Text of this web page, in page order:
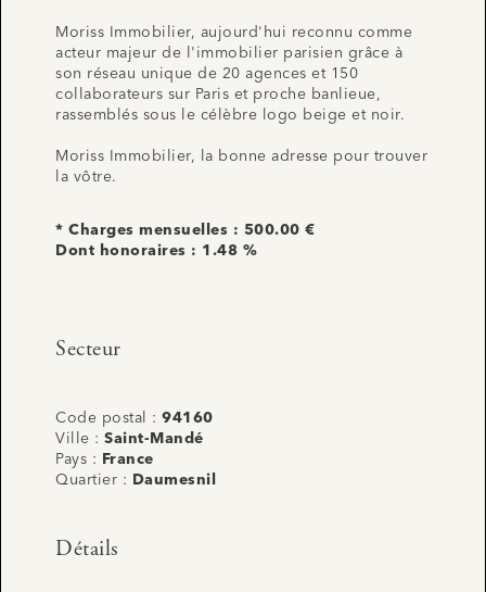
Moriss Immobilier, aujourd'hui reconnu comme
acteur majeur de l'immobilier parisien grâce à
son réseau unique de 20 agences et 150
collaborateurs sur Paris et proche banlieue,
rassemblés sous le célèbre logo beige et noir.
Moriss Immobilier, la bonne adresse pour trouver
la vôtre.
* Charges mensuelles : 500.00 €
Dont honoraires : 1.48 %
Secteur
Code postal : 94160
Ville : Saint-Mandé
Pays :
France
Quartier :
Daumesnil
Détails